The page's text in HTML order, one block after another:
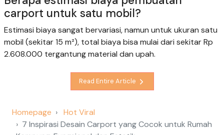
carport untuk satu mobil?
Estimasi biaya sangat bervariasi, namun untuk ukuran satu
mobil (sekitar 15 m²), total biaya bisa mulai dari sekitar Rp
2.608.000 tergantung material dan upah.
Read Entire Article
Homepage
Hot Viral
7 Inspirasi Desain Carport yang Cocok untuk Rumah